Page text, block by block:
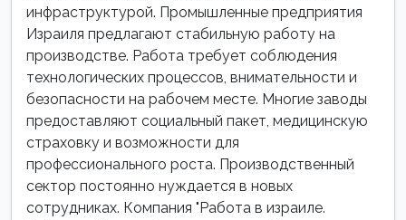
инфраструктурой. Промышленные предприятия
Израиля предлагают стабильную работу на
производстве. Работа требует соблюдения
технологических процессов, внимательности и
безопасности на рабочем месте. Многие заводы
предоставляют социальный пакет, медицинскую
страховку и возможности для
профессионального роста. Производственный
сектор постоянно нуждается в новых
сотрудниках. Компания "Работа в израиле.